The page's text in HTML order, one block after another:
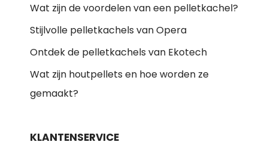
Wat zijn de voordelen van een pelletkachel?
Stijlvolle pelletkachels van Opera
Ontdek de pelletkachels van Ekotech
Wat zijn houtpellets en hoe worden ze
gemaakt?
KLANTENSERVICE